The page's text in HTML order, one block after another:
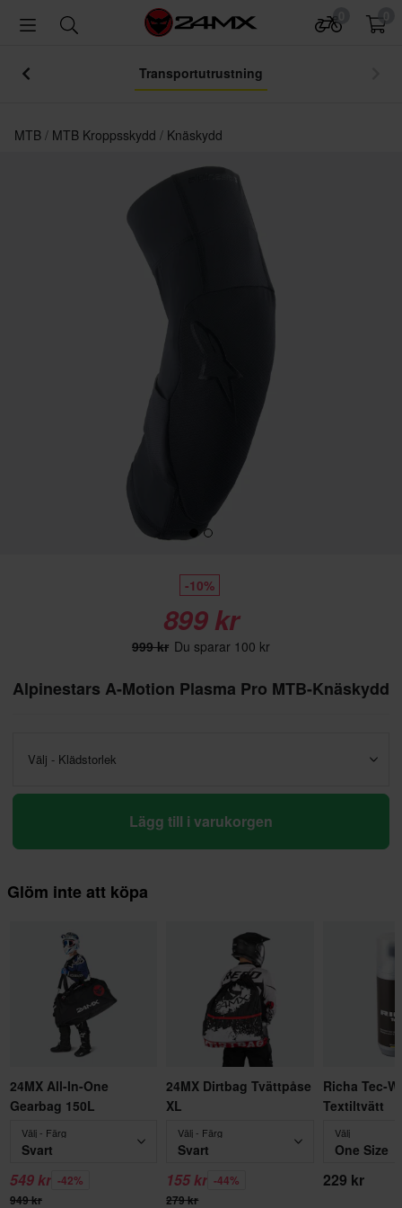
Transportutrustning
MTB MTB Kroppsskydd Knäskydd
-10%
899 kr
999 kr Du sparar 100 kr
Alpinestars A-Motion Plasma Pro MTB-Knäskydd
Välj - Klädstorlek
Lägg till i varukorgen
Glöm inte att köpa
24MX All-In-One
Gearbag 150L
Välj - Färg
Svart
549 kr -42%
949 kr
24MX Dirtbag Tvättpåse
XL
Välj - Färg
Svart
155 kr -44%
279 kr
Richa Tec-
Textiltvätt
Välj
One Size
229 kr